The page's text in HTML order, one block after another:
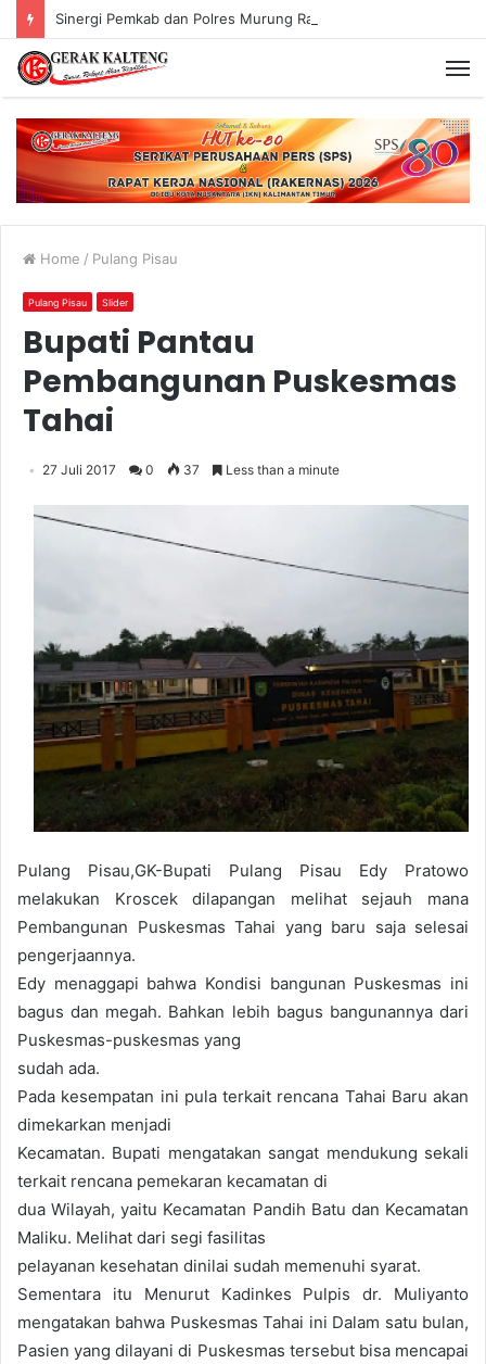
Sinergi Pemkab dan Polres Murung Raya
Home / Pulang Pisau
Pulang Pisau Slider
Bupati Pantau
Pembangunan Puskesmas
Tahai
27 Juli 2017 0 37 Less than a minute
Pulang Pisau,GK-Bupati Pulang Pisau Edy Pratowo
melakukan Kroscek dilapangan melihat sejauh mana
Pembangunan Puskesmas Tahai yang baru saja selesai
pengerjaannya.
Edy menaggapi bahwa Kondisi bangunan Puskesmas ini
bagus dan megah. Bahkan lebih bagus bangunannya dari
Puskesmas-puskesmas yang
sudah ada.
Pada kesempatan ini pula terkait rencana Tahai Baru akan
dimekarkan menjadi
Kecamatan. Bupati mengatakan sangat mendukung sekali
terkait rencana pemekaran kecamatan di
dua Wilayah, yaitu Kecamatan Pandih Batu dan Kecamatan
Maliku. Melihat dari segi fasilitas
pelayanan kesehatan dinilai sudah memenuhi syarat.
Sementara itu Menurut Kadinkes Pulpis dr. Muliyanto
mengatakan bahwa Puskesmas Tahai ini Dalam satu bulan,
Pasien yang dilayani di Puskesmas tersebut bisa mencapai